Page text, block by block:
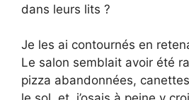
dans leurs lits ?
Je les ai contournés en
Le salon semblait avoir été
pizza abandonnées,